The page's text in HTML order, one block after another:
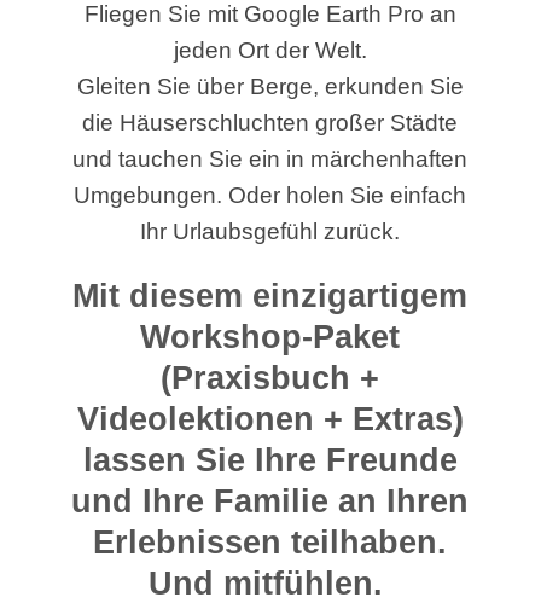
Fliegen Sie mit Google Earth Pro an
jeden Ort der Welt.
Gleiten Sie über Berge, erkunden Sie
die Häuserschluchten großer Städte
und tauchen Sie ein in märchenhaften
Umgebungen. Oder holen Sie einfach
Ihr Urlaubsgefühl zurück.
Mit diesem einzigartigem
Workshop-Paket
(Praxisbuch +
Videolektionen + Extras)
lassen Sie Ihre Freunde
und Ihre Familie an Ihren
Erlebnissen teilhaben.
Und mitfühlen.